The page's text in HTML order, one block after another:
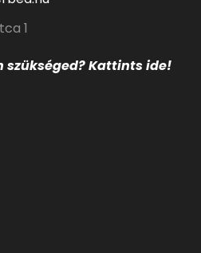
1
szükséged? Kattints ide!